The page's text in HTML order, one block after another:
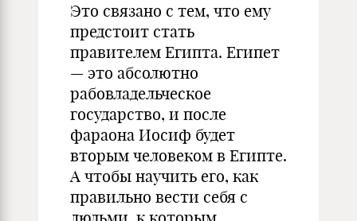
Это связано с тем, что ему
предстоит стать
правителем Египта. Египет
— это абсолютно
рабовладельческое
государство, и после
фараона Иосиф будет
вторым человеком в Египте.
А чтобы научить его, как
правильно вести себя с